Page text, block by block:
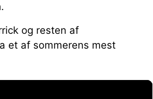
og resten af
et af sommerens mest